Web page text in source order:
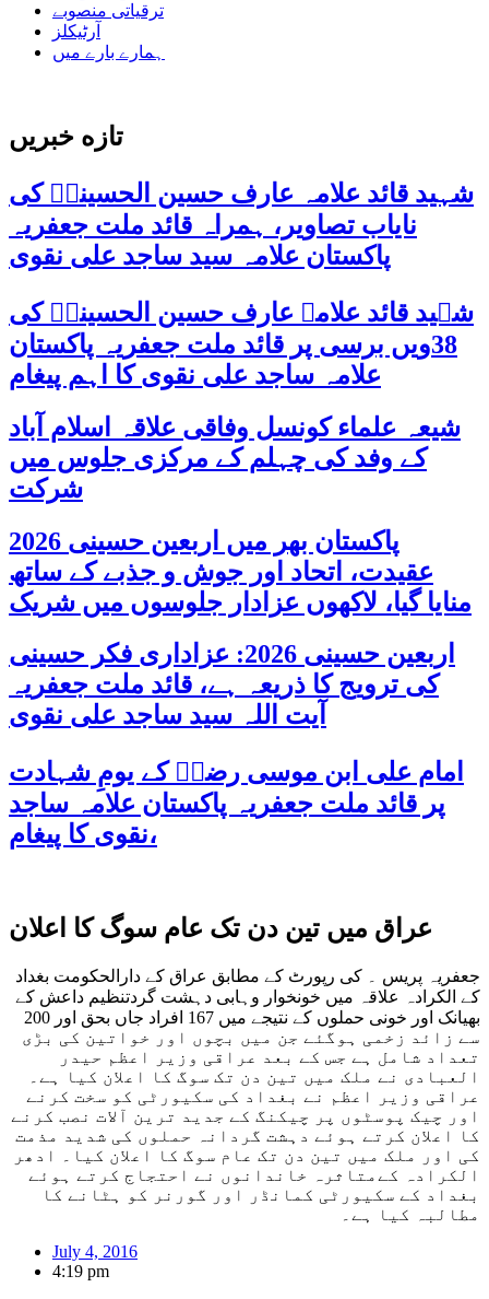
ترقیاتی منصوبے
آرٹیکلز
ہمارے بارے میں
تازه خبریں
شہید قائد علامہ عارف حسین الحسینیؒ کی
نایاب تصاویر، ہمراہ قائد ملت جعفریہ
پاکستان علامہ سید ساجد علی نقوی
شہید قائد علامہ عارف حسین الحسینیؒ کی
38ویں برسی پر قائد ملت جعفریہ پاکستان
علامہ ساجد علی نقوی کا اہم پیغام
شیعہ علماء کونسل وفاقی علاقہ اسلام آباد
کے وفد کی چہلم کے مرکزی جلوس میں
شرکت
پاکستان بھر میں اربعین حسینی 2026
عقیدت، اتحاد اور جوش و جذبے کے ساتھ
منایا گیا، لاکھوں عزادار جلوسوں میں شریک
اربعین حسینی 2026: عزاداری فکر حسینی
کی ترویج کا ذریعہ ہے، قائد ملت جعفریہ
آیت اللہ سید ساجد علی نقوی
امام علی ابن موسی رضاؑ کے یومِ شہادت
پر قائد ملت جعفریہ پاکستان علامہ ساجد
نقوی کا پیغام،
عراق میں تین دن تک عام سوگ کا اعلان
جعفریہ پریس ۔ کی رپورٹ کے مطابق عراق کے دارالحکومت بغداد
کے الکرادہ علاقہ میں خونخوار وہابی دہشت گردتنظیم داعش کے
بھیانک اور خونی حملوں کے نتیجے میں 167 افراد جاں بحق اور 200
سے زائد زخمی ہوگئے جن میں بچوں اور خواتین کی بڑی
تعداد شامل ہے جس کے بعد عراقی وزیر اعظم حیدر
العبادی نے ملک میں تین دن تک سوگ کا اعلان کیا ہے۔
عراقی وزیر اعظم نے بغداد کی سکیورٹی کو سخت کرنے
اور چیک پوسٹوں پر چیکنگ کے جدید ترین آلات نصب کرنے
کا اعلان کرتے ہوئے دہشت گردانہ حملوں کی شدید مذمت
کی اور ملک میں تین دن تک عام سوگ کا اعلان کیا۔ ادھر
الکرادہ کےمتاثرہ خاندانوں نے احتجاج کرتے ہوئے
بغداد کے سکیورٹی کمانڈر اور گورنر کو ہٹانے کا
مطالبہ کیا ہے۔
July 4, 2016
4:19 pm